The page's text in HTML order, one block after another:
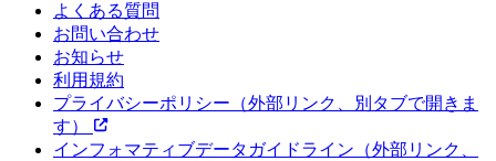
よくある質問
お問い合わせ
お知らせ
利用規約
プライバシーポリシー （外部リンク、別タブで開きま
す）
インフォマティブデータガイドライン （外部リンク、